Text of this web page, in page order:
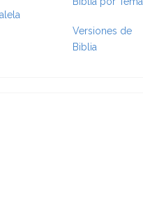
Versiones de
Biblia